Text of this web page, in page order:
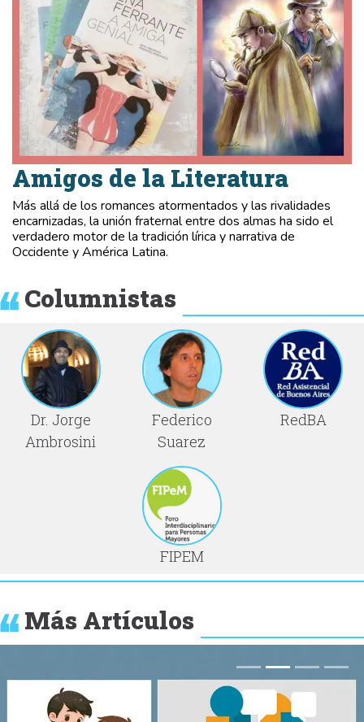
Amigos de la Literatura
Más allá de los romances atormentados y las rivalidades
encarnizadas, la unión fraternal entre dos almas ha sido el
verdadero motor de la tradición lírica y narrativa de
Occidente y América Latina.
Columnistas
Dr. Jorge
Ambrosini
Federico
Suarez
RedBA
FIPEM
Más Artículos